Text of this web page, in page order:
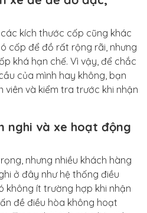
kích thước cốp cũng khác
cốp để đồ rất rộng rãi, nhưng
khá hạn chế. Vì vậy, để chắc
của mình hay không, bạn
viên và kiểm tra trước khi nhận
nghi và xe hoạt động
nhưng nhiều khách hàng
ở đây như hệ thống điều
không ít trường hợp khi nhận
đề điều hòa không hoạt